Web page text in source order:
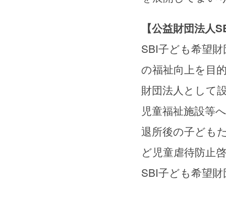
【公益財団法
SBI子ども希望
の福祉向上を目
財団法人として
児童福祉施設等
退所後の子ども
ど児童虐待防止
SBI子ども希望